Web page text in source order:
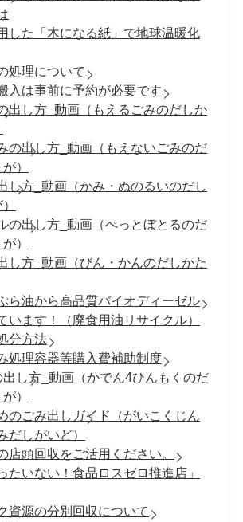
した「木になる紙」で地球温暖化
処理について
入は事前に予約が必要です
出し方_動画（もえるごみのだしか
の出し方_動画（もえないごみのだ
）
し方_動画（かみ・ぬのるいのだし
の出し方_動画（ぺっとぼとるのだ
）
し方_動画（びん・かんのだしかた
ら油から高品質バイオディーゼル
います！（廃食用油リサイクル）
分方法
処理容器等購入費補助制度
し方_動画（かでん4ひんもくのだ
）
のごみ出しガイド（がいこくじん
だしがいど）
店頭回収をご活用ください。
たいない！食品ロスゼロ推進店」
資源の分別回収について